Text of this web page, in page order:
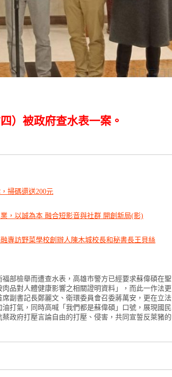
）被政府查水表一案。
掃碼還送200元
，以誠為本 融合短影音與社群 開創新局(影)
專訪野菜學校創辦人陳木城校長和秘書長王貝絲
部檢舉而遭查水表，高雄市警方已經要求蘇偉碩在聖
品對人體健康影響之相關證明資料」，而此一作法更
副書記長鄭麗文、衛環委員會召委蔣萬安，更在立法
打氣，同時高喊「我們都是蘇偉碩」口號，展現國民
政府打壓言論自由的打壓、侵害，共同宣誓反萊豬的